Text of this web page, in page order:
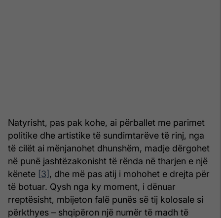
Natyrisht, pas pak kohe, ai përballet me parimet
politike dhe artistike të sundimtarëve të rinj, nga
të cilët ai mënjanohet dhunshëm, madje dërgohet
në punë jashtëzakonisht të rënda në tharjen e një
kënete [3], dhe më pas atij i mohohet e drejta për
të botuar. Qysh nga ky moment, i dënuar
rreptësisht, mbijeton falë punës së tij kolosale si
përkthyes – shqipëron një numër të madh të